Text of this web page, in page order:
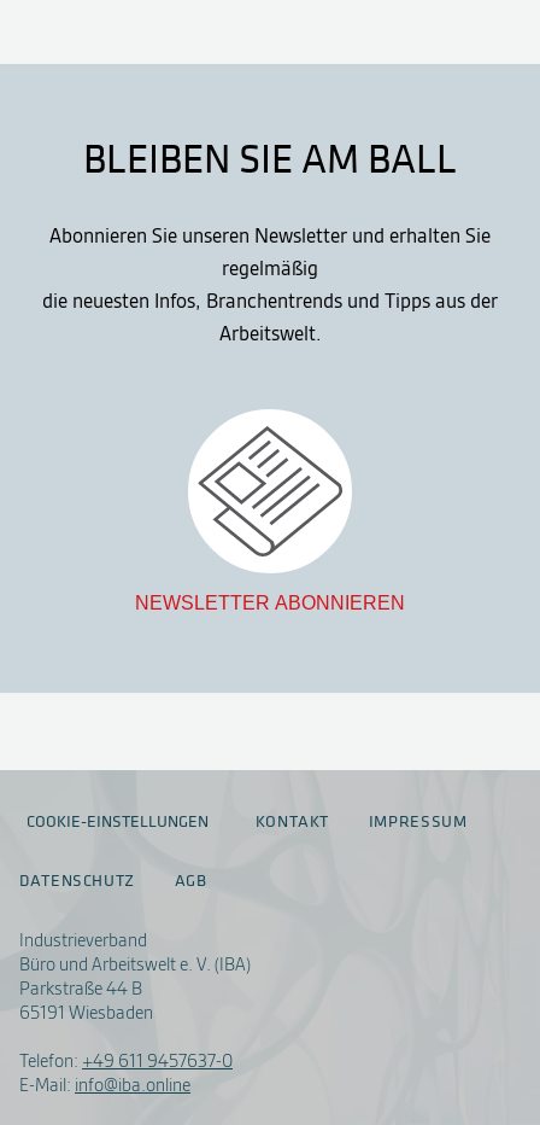
BLEIBEN SIE AM BALL
Abonnieren Sie unseren Newsletter und erhalten Sie
regelmäßig
die neuesten Infos, Branchentrends und Tipps aus der
Arbeitswelt.
NEWSLETTER ABONNIEREN
COOKIE-EINSTELLUNGEN KONTAKT IMPRESSUM
DATENSCHUTZ AGB
Industrieverband
Büro und Arbeitswelt e. V. (IBA)
Parkstraße 44 B
65191 Wiesbaden
Telefon: +49 611 9457637-0
E-Mail: info@iba.online